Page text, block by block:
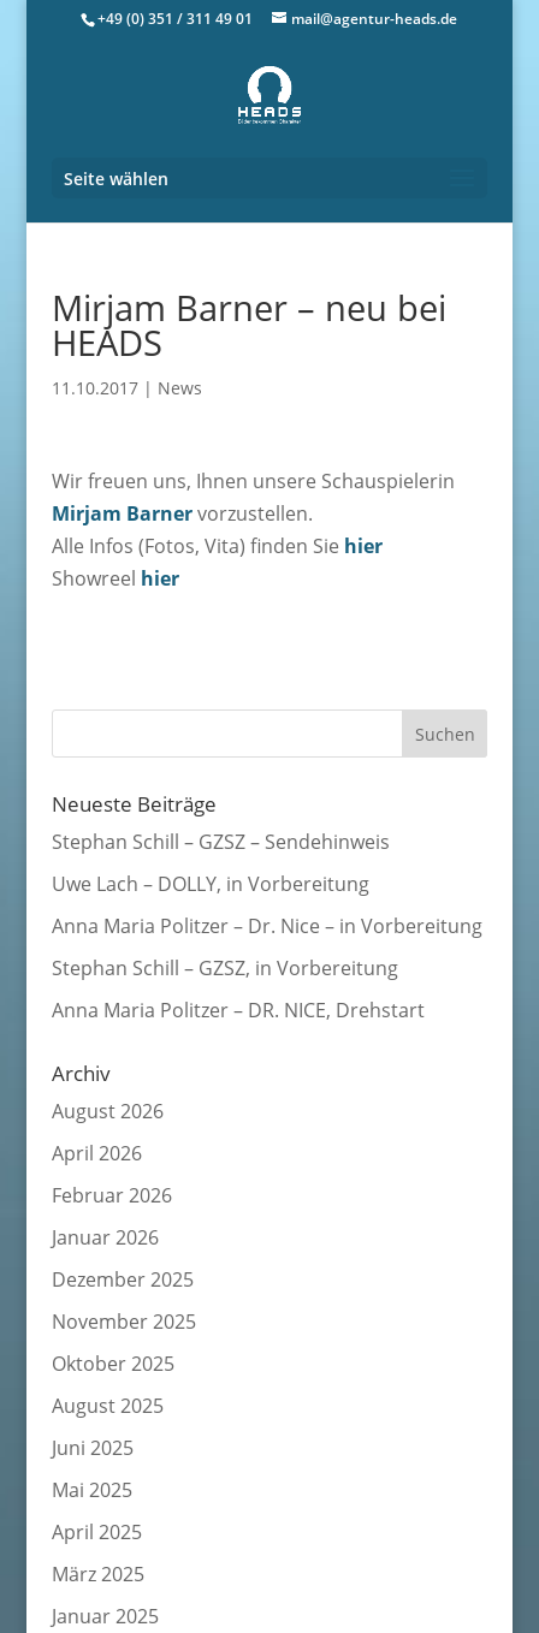
+49 (0) 351 / 311 49 01 mail@agentur-heads.de
Seite wählen
Mirjam Barner – neu bei
HEADS
11.10.2017| News
Wir freuen uns, Ihnen unsere Schauspielerin
Mirjam Barnervorzustellen.
Alle Infos (Fotos, Vita) finden Sie hier
Showreel hier
Neueste Beiträge
Stephan Schill – GZSZ – Sendehinweis
Uwe Lach – DOLLY, in Vorbereitung
Anna Maria Politzer – Dr. Nice – in Vorbereitung
Stephan Schill – GZSZ, in Vorbereitung
Anna Maria Politzer – DR. NICE, Drehstart
Archiv
August 2026
April 2026
Februar 2026
Januar 2026
Dezember 2025
November 2025
Oktober 2025
August 2025
Juni 2025
Mai 2025
April 2025
März 2025
Januar 2025